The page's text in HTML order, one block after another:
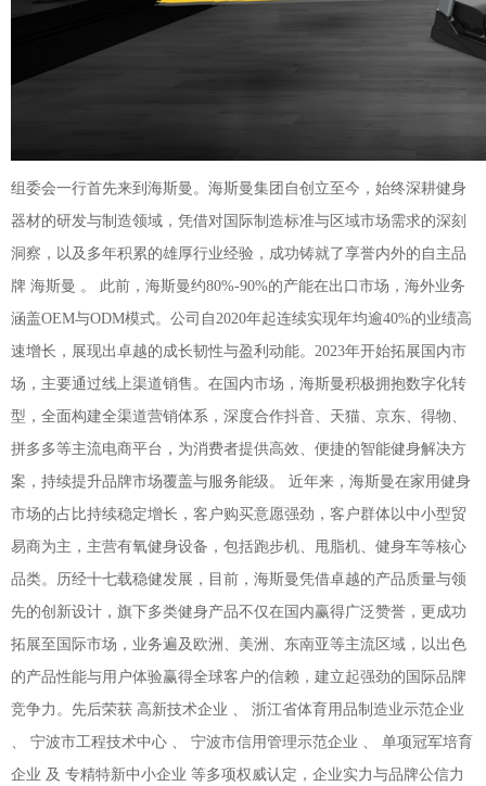
组委会一行首先来到海斯曼。海斯曼集团自创立至今，始终深耕健身
器材的研发与制造领域，凭借对国际制造标准与区域市场需求的深刻
洞察，以及多年积累的雄厚行业经验，成功铸就了享誉内外的自主品
牌 海斯曼 。 此前，海斯曼约80%-90%的产能在出口市场，海外业务
涵盖OEM与ODM模式。公司自2020年起连续实现年均逾40%的业绩高
速增长，展现出卓越的成长韧性与盈利动能。2023年开始拓展国内市
场，主要通过线上渠道销售。在国内市场，海斯曼积极拥抱数字化转
型，全面构建全渠道营销体系，深度合作抖音、天猫、京东、得物、
拼多多等主流电商平台，为消费者提供高效、便捷的智能健身解决方
案，持续提升品牌市场覆盖与服务能级。 近年来，海斯曼在家用健身
市场的占比持续稳定增长，客户购买意愿强劲，客户群体以中小型贸
易商为主，主营有氧健身设备，包括跑步机、甩脂机、健身车等核心
品类。历经十七载稳健发展，目前，海斯曼凭借卓越的产品质量与领
先的创新设计，旗下多类健身产品不仅在国内赢得广泛赞誉，更成功
拓展至国际市场，业务遍及欧洲、美洲、东南亚等主流区域，以出色
的产品性能与用户体验赢得全球客户的信赖，建立起强劲的国际品牌
竞争力。先后荣获 高新技术企业 、 浙江省体育用品制造业示范企业
、 宁波市工程技术中心 、 宁波市信用管理示范企业 、 单项冠军培育
企业 及 专精特新中小企业 等多项权威认定，企业实力与品牌公信力